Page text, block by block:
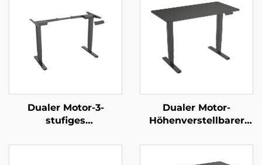
Dualer Motor-3-
stufiges
Stehpultgestell mit
Dualer Motor-
Höhenverstellbarer
3-stufigen
umgekehrten